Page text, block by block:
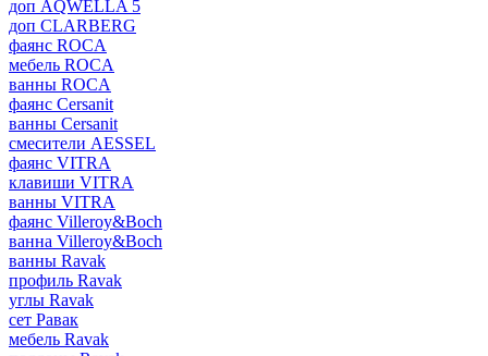
доп AQWELLA 5
доп CLARBERG
фаянс ROCA
мебель ROCA
ванны ROCA
фаянс Cersanit
ванны Cersanit
смесители AESSEL
фаянс VITRA
клавиши VITRA
ванны VITRA
фаянс Villeroy&Boch
ванна Villeroy&Boch
ванны Ravak
профиль Ravak
углы Ravak
сет Равак
мебель Ravak